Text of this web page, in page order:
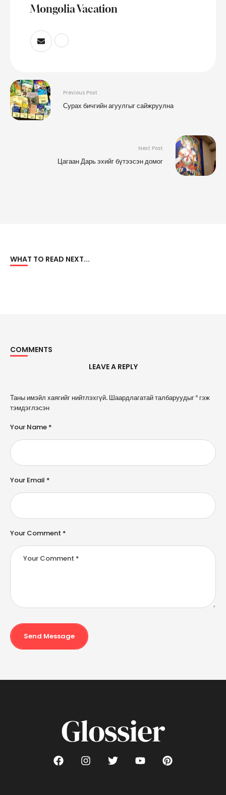
Mongolia Vacation
Previous Post
Сурах бичгийн агуулгыг сайжруулна
Next Post
Цагаан Дарь эхийг бүтээсэн домог
WHAT TO READ NEXT...
COMMENTS
LEAVE A REPLY
Таны имэйл хаягийг нийтлэхгүй. Шаардлагатай талбаруудыг*гэж
тэмдэглэсэн
Your Comment *
Your Name *
Your Email *
Send Message
A
l
e
n
a
ti
e